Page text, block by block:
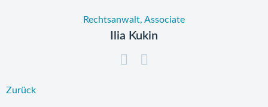
Rechtsanwalt, Associate
Ilia Kukin
Zurück